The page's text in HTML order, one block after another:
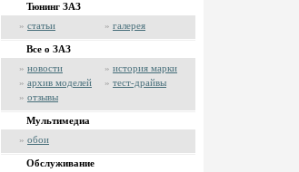
Тюнинг ЗАЗ
» статьи » галерея
Все о ЗАЗ
» новости » история марки
» архив моделей » тест-драйвы
» отзывы
Мультимедиа
» обои
Обслуживание